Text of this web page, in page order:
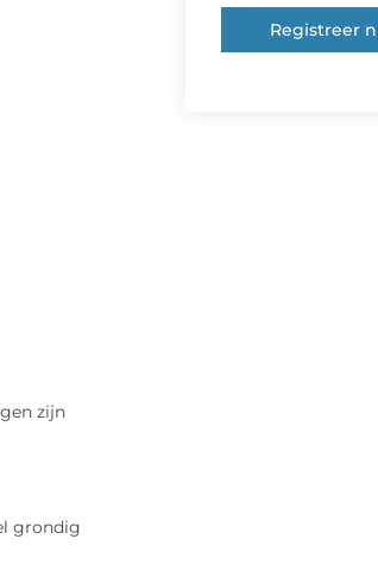
zijn
grondig
Registreer